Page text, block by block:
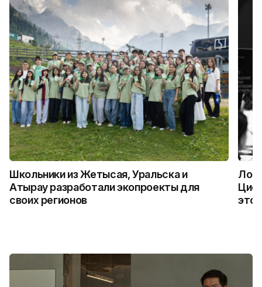
Школьники из Жетысая, Уральска и
Атырау разработали экопроекты для
своих регионов
это